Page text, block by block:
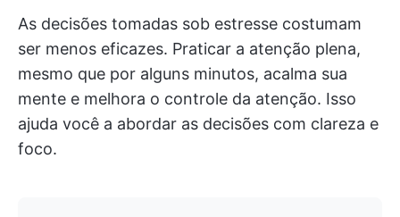
As decisões tomadas sob estresse costumam
ser menos eficazes. Praticar a atenção plena,
mesmo que por alguns minutos, acalma sua
mente e melhora o controle da atenção. Isso
ajuda você a abordar as decisões com clareza e
foco.